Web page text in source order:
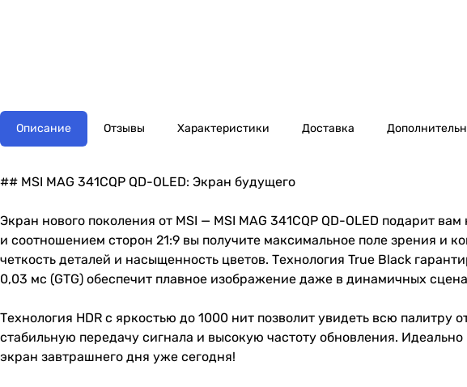
Описание Отзывы Характеристики Доставка
## MSI MAG 341CQP QD-OLED: Экран будущего
Экран нового поколения от MSI — MSI MAG 341CQP QD-OLED подарит
и соотношением сторон 21:9 вы получите максимальное поле зрения и
четкость деталей и насыщенность цветов. Технология True Black
0,03 мс (GTG) обеспечит плавное изображение даже в динамичных
Технология HDR с яркостью до 1000 нит позволит увидеть всю палитру
стабильную передачу сигнала и высокую частоту обновления.
экран завтрашнего дня уже сегодня!